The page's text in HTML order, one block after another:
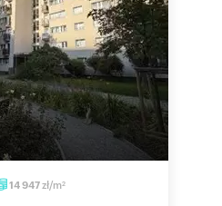
14 947zł/m2